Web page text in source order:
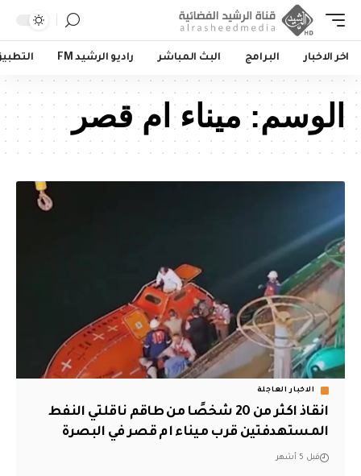
اخر الاخبار البرامج البث المباشر راديو الرشيد FM
الوسم:ميناء ام قصر
الاخبار العاجلة
انقاذ اكثر من 20 شخصًا من طاقم ناقلتي النفط
المستهدفتين قرب ميناء ام قصر في البصرة
قبل 5 أشهر